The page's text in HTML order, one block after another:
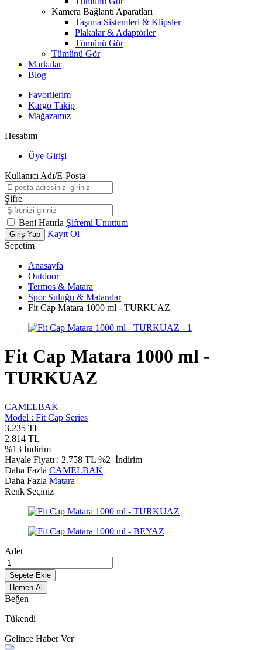
Kamera Bağlantı Aparatları
Taşıma Sistemleri & Klipsler
Plakalar & Adaptörler
Tümünü Gör
Tümünü Gör
Markalar
Blog
Favorilerim
Kargo Takip
Mağazamız
Hesabım
Üye Girişi
Kullanıcı Adı/E-Posta
Şifre
Beni Hatırla Şifremi Unuttum
Giriş Yap
Kayıt Ol
Sepetim
Anasayfa
Outdoor
Termos & Matara
Spor Suluğu & Mataralar
Fit Cap Matara 1000 ml - TURKUAZ
Fit Cap Matara 1000 ml -
TURKUAZ
CAMELBAK
Model : Fit Cap Series
3.235 TL
2.814 TL
%13 İndirim
Havale Fiyatı : 2.758 TL %2 İndirim
Daha Fazla CAMELBAK
Daha Fazla Matara
Renk Seçiniz
Adet
Sepete Ekle
Hemen Al
Beğen
Tükendi
Gelince Haber Ver